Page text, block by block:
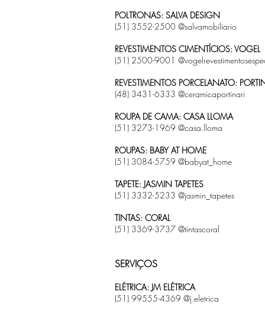
POLTRONAS: SALVA DESIGN
(51) 3552-2500 @salvamobiliario
REVESTIMENTOS CIMENTÍCIOS: VOGEL
(51) 2500-9001
REVESTIMENTOS PORCELANATO:
(48) 3431-6333 @ceramicaportinari
ROUPA DE CAMA: CASA LLOMA
(51) 3273-1969 @casa.lloma
ROUPAS: BABY AT HOME
(51) 3084-5759 @babyat_home
TAPETE: JASMIN TAPETES
(51) 3332-5233 @jasmin_tapetes
TINTAS: CORAL
(51) 3369-3737 @tintascoral
SERVIÇOS
ELÉTRICA: JM ELÉTRICA
(51) 99555-4369 @j.eletrica